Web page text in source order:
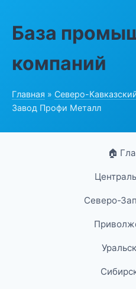
База
компаний
Главная » Северо-
Завод Профи Металл
🏠
Северо-